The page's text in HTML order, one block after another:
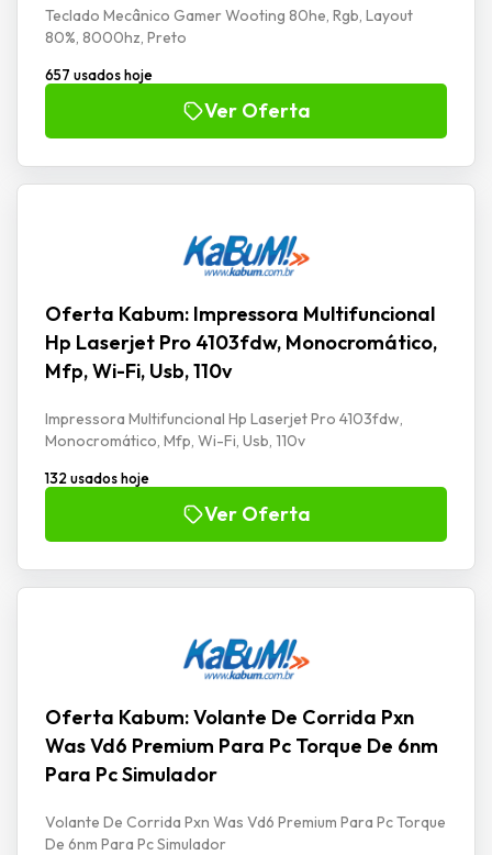
Teclado Mecânico Gamer Wooting 80he, Rgb, Layout
80%, 8000hz, Preto
657 usados hoje
Ver Oferta
Oferta Kabum: Impressora Multifuncional
Hp Laserjet Pro 4103fdw, Monocromático,
Mfp, Wi-Fi, Usb, 110v
Impressora Multifuncional Hp Laserjet Pro 4103fdw,
Monocromático, Mfp, Wi-Fi, Usb, 110v
132 usados hoje
Ver Oferta
Oferta Kabum: Volante De Corrida Pxn
Was Vd6 Premium Para Pc Torque De 6nm
Para Pc Simulador
Volante De Corrida Pxn Was Vd6 Premium Para Pc Torque
De 6nm Para Pc Simulador